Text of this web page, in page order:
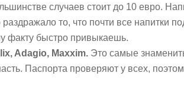
случаев стоит до 10 евро.
то, что почти все напитки
факту быстро привыкаешь.
Adagio, Maxxim. Это самые
Паспорта проверяют у всех,